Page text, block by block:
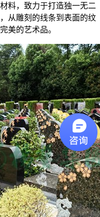
料，致力于打造独一无二
从雕刻的线条到表面的纹
美的艺术品。